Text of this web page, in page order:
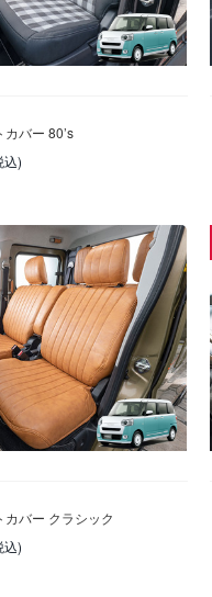
バー 80’s
込)
バー クラシック
込)